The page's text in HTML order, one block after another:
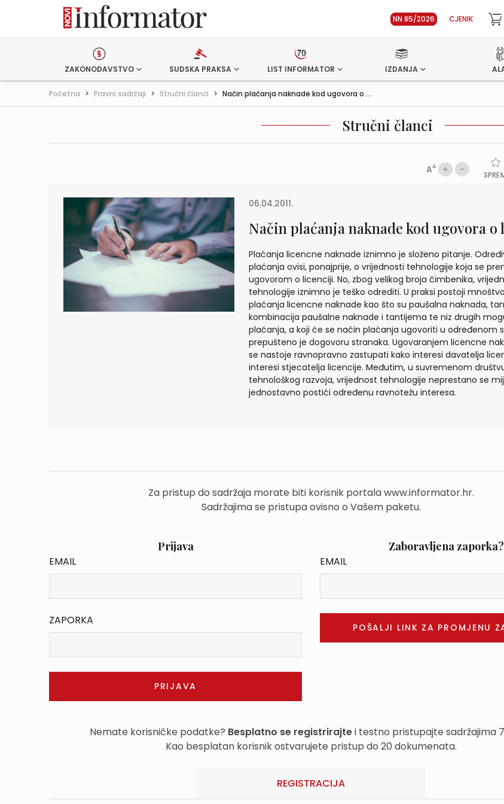
NN 85/2026 CJENIK
ZAKONODAVSTVO SUDSKA PRAKSA LIST INFORMATOR IZDANJA
Početna > Pravni sadržaji > Stručni članci > Način plaćanja naknade kod ugovora o ...
Stručni članci
AA
06.04.2011.
Način plaćanja naknade kod ugovora
Plaćanja licencne naknade iznimno je složeno pitanje.
plaćanja ovisi, ponajprije, o vrijednosti tehnologije koja se
ugovorom o licenciji. No, zbog velikog broja čimbenika,
tehnologije iznimno je teško odrediti. U praksi postoji
plaćanja licencne naknade kao što su paušalna naknada,
kombinacija paušalne naknade i tantijema te niz drugih
plaćanja, a koji će se način plaćanja ugovoriti u određenom
prepušteno je dogovoru stranaka. Ugovaranjem licencne
se nastoje ravnopravno zastupati kako interesi davatelja
interesi stjecatelja licencije. Međutim, u suvremenom
tehnološkog razvoja, vrijednost tehnologije neprestano se
jednostavno postići određenu ravnotežu interesa.
Za pristup do sadržaja morate biti korisnik portala www.informator.hr.
Sadržajima se pristupa ovisno o Vašem paketu.
Prijava
EMAIL
ZAPORKA
Zaboravljena zaporka?
EMAIL
Nemate korisničke podatke? Besplatno se registrirajtei testno pristupajte sadržajima
Kao besplatan korisnik ostvarujete pristup do 20 dokumenata.
REGISTRACIJA